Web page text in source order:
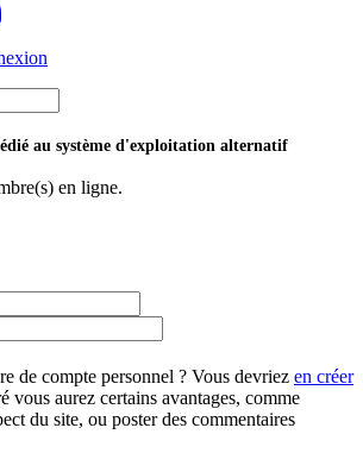
au système d'exploitation alternatif
en ligne.
de compte personnel ? Vous devriez en créer
vous aurez certains avantages, comme
du site, ou poster des commentaires